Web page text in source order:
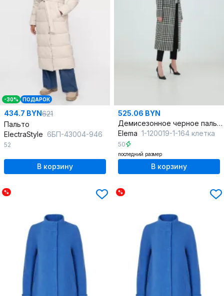
-30% ПОДАРОК
434.7 BYN621
Пальто
ElectraStyle 6БП-43004-946
52
В корзину
525.06 BYN
Демисезонное черное пальто с шлицей и потайной застежкой
Elema 1-120019-1-164 клетка
50
последний размер
В корзину
% %